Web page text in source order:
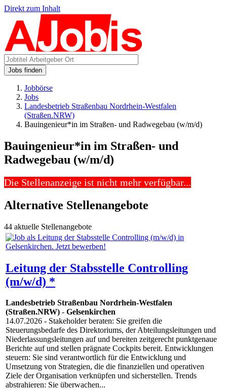
Direkt zum Inhalt
Jobs finden
Jobbörse
Jobs
Landesbetrieb Straßenbau Nordrhein-Westfalen
(Straßen.NRW)
Bauingenieur*in im Straßen- und Radwegebau (w/m/d)
Bauingenieur*in im Straßen- und
Radwegebau (w/m/d)
Die Stellenanzeige ist nicht mehr verfügbar...
Alternative Stellenangebote
44 aktuelle Stellenangebote
Leitung der Stabsstelle Controlling
(m/w/d) *
Landesbetrieb Straßenbau Nordrhein-Westfalen
(Straßen.NRW) - Gelsenkirchen
14.07.2026 - Stakeholder beraten: Sie greifen die
Steuerungsbedarfe des Direktoriums, der Abteilungsleitungen und
Niederlassungsleitungen auf und bereiten zeitgerecht punktgenaue
Berichte auf und stellen prägnate Cockpits bereit. Entwicklungen
steuern: Sie sind verantwortlich für die Entwicklung und
Umsetzung von Strategien, die die finanziellen und operativen
Ziele der Organisation verknüpfen und sicherstellen. Trends
abstrahieren: Sie überwachen...